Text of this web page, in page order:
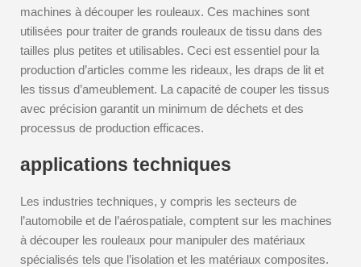
machines à découper les rouleaux. Ces machines sont
utilisées pour traiter de grands rouleaux de tissu dans des
tailles plus petites et utilisables. Ceci est essentiel pour la
production d’articles comme les rideaux, les draps de lit et
les tissus d’ameublement. La capacité de couper les tissus
avec précision garantit un minimum de déchets et des
processus de production efficaces.
applications techniques
Les industries techniques, y compris les secteurs de
l’automobile et de l’aérospatiale, comptent sur les machines
à découper les rouleaux pour manipuler des matériaux
spécialisés tels que l’isolation et les matériaux composites.